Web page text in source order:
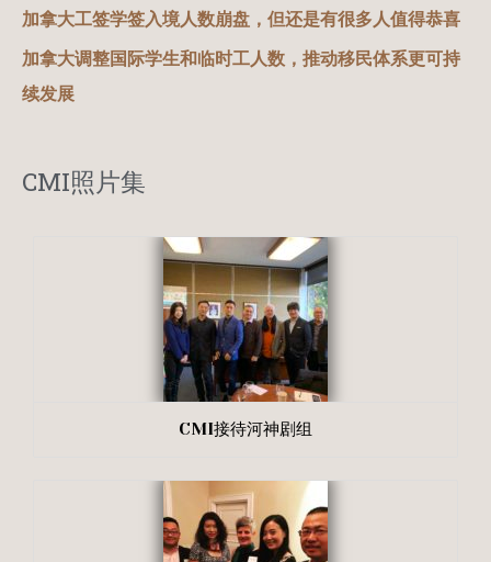
加拿大工签学签入境人数崩盘，但还是有很多人值得恭喜
加拿大调整国际学生和临时工人数，推动移民体系更可持
续发展
CMI照片集
CMI接待河神剧组